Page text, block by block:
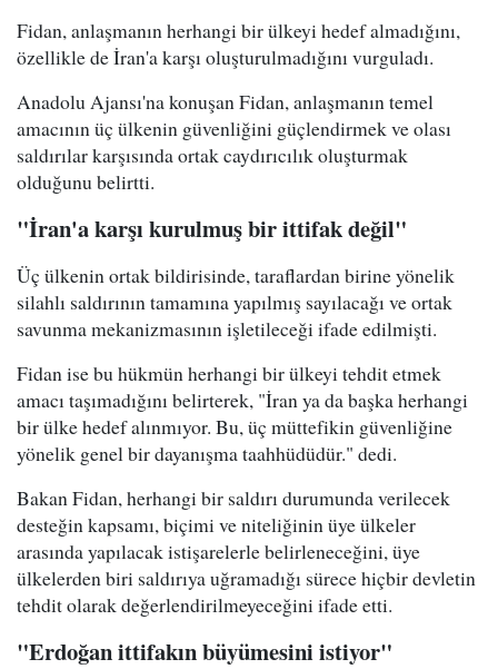
Fidan, anlaşmanın herhangi bir ülkeyi hedef almadığını,
özellikle de İran'a karşı oluşturulmadığını vurguladı.
Anadolu Ajansı'na konuşan Fidan, anlaşmanın temel
amacının üç ülkenin güvenliğini güçlendirmek ve olası
saldırılar karşısında ortak caydırıcılık oluşturmak
olduğunu belirtti.
"İran'a karşı kurulmuş bir ittifak değil"
Üç ülkenin ortak bildirisinde, taraflardan birine yönelik
silahlı saldırının tamamına yapılmış sayılacağı ve ortak
savunma mekanizmasının işletileceği ifade edilmişti.
Fidan ise bu hükmün herhangi bir ülkeyi tehdit etmek
amacı taşımadığını belirterek, "İran ya da başka herhangi
bir ülke hedef alınmıyor. Bu, üç müttefikin güvenliğine
yönelik genel bir dayanışma taahhüdüdür." dedi.
Bakan Fidan, herhangi bir saldırı durumunda verilecek
desteğin kapsamı, biçimi ve niteliğinin üye ülkeler
arasında yapılacak istişarelerle belirleneceğini, üye
ülkelerden biri saldırıya uğramadığı sürece hiçbir devletin
tehdit olarak değerlendirilmeyeceğini ifade etti.
"Erdoğan ittifakın büyümesini istiyor"